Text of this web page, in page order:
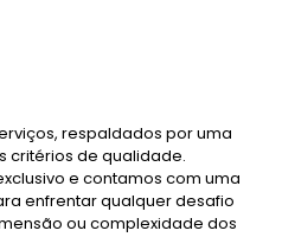
respaldados por uma
critérios de qualidade.
e contamos com uma
enfrentar qualquer desafio
ou complexidade dos